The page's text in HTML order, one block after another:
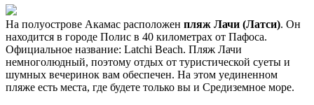
На полуострове Акамас расположен пляж Лачи (Латси). Он
находится в городе Полис в 40 километрах от Пафоса.
Официальное название: Latchi Beach. Пляж Лачи
немноголюдный, поэтому отдых от туристической суеты и
шумных вечеринок вам обеспечен. На этом уединенном
пляже есть места, где будете только вы и Средиземное море.